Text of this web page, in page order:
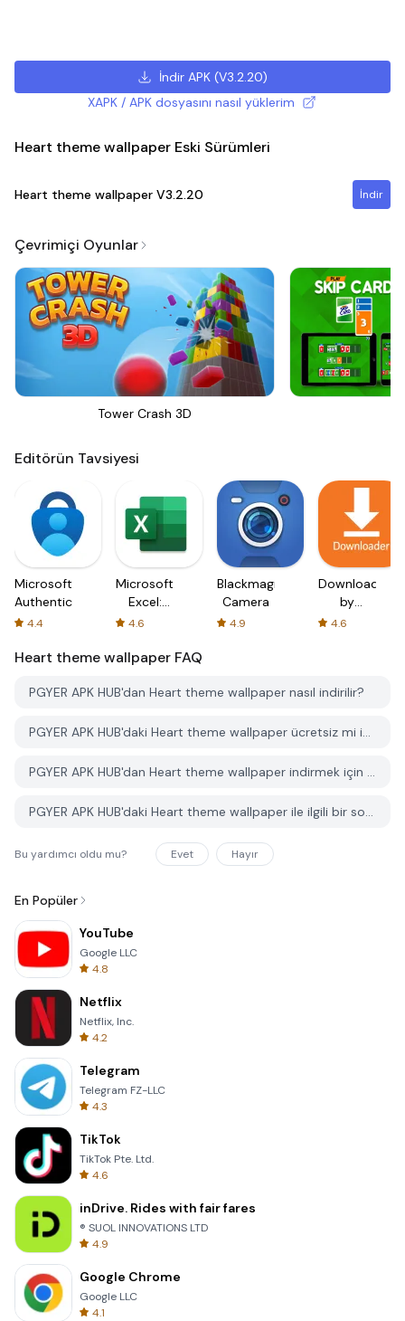
İndir APK(V3.2.20)
XAPK / APK dosyasını nasıl yüklerim
Heart theme wallpaper Eski Sürümleri
Heart theme wallpaper V3.2.20 İndir
Çevrimiçi Oyunlar
Tower Crash 3D
Editörün Tavsiyesi
Microsoft
Authenticator
4.4
Microsoft
Excel:
Spreadsheets
4.6
Blackmagic
Camera
4.9
Downloader
by
AFTVnews
4.6
Heart theme wallpaper FAQ
PGYER APK HUB'dan Heart theme wallpaper nasıl indirilir?
PGYER APK HUB'daki Heart theme wallpaper ücretsiz mi indirilebilir?
PGYER APK HUB'dan Heart theme wallpaper indirmek için bir hesaba ihtiyacım var mı?
PGYER APK HUB'daki Heart theme wallpaper ile ilgili bir sorunu nasıl bildirebilirim?
Bu yardımcı oldu mu? Evet Hayır
En Popüler
YouTube
Google LLC
4.8
Netflix
Netflix, Inc.
4.2
Telegram
Telegram FZ-LLC
4.3
TikTok
TikTok Pte. Ltd.
4.6
inDrive. Rides with fair fares
® SUOL INNOVATIONS LTD
4.9
Google Chrome
Google LLC
4.1